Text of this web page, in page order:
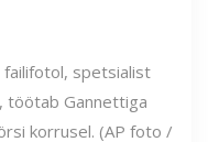
failifotol, spetsialist
töötab Gannettiga
korrusel. (AP foto /